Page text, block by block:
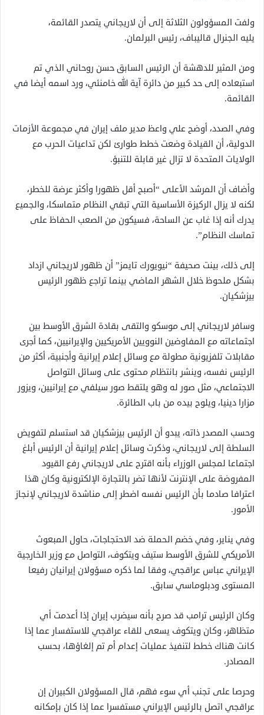
ولفت المسؤولون الثلاثة إلى أن لاريجاني يتصدر القائمة،
يليه الجنرال قاليباف، رئيس البرلمان.
ومن المثير للدهشة أن الرئيس السابق حسن روحاني الذي تم
استبعاده إلى حد كبير من دائرة آية الله خامنئي، ورد اسمه أيضا في
القائمة.
وفي الصدد، أوضح علي واعظ مدير ملف إيران في مجموعة الأزمات
الدولية، أن القيادة وضعت خطط طوارئ لكن تداعيات الحرب مع
الولايات المتحدة لا تزال غير قابلة للتنبؤ.
وأضاف أن المرشد الأعلى “أصبح أقل ظهورا وأكثر عرضة للخطر،
لكنه لا يزال الركيزة الأساسية التي تبقي النظام متماسكا، والجميع
يدرك أنه إذا غاب عن الساحة، فسيكون من الصعب الحفاظ على
تماسك النظام”.
إلى ذلك، بينت صحيفة “نيويورك تايمز” أن ظهور لاريجاني ازداد
بشكل ملحوظ خلال الشهر الماضي بينما تراجع ظهور الرئيس
بيزشكيان.
وسافر لاريجاني إلى موسكو والتقى بقادة الشرق الأوسط بين
اجتماعاته مع المفاوضين النوويين الأمريكيين والإيرانيين، كما أجرى
مقابلات تلفزيونية مطولة مع وسائل إعلام إيرانية وأجنبية، أكثر من
الرئيس نفسه، وينشر بانتظام محتوى على وسائل التواصل
الاجتماعي، مثل صور له وهو يلتقط صور سيلفي مع إيرانيين، ويزور
مزارا دينيا، ويلوح بيده من باب الطائرة.
وحسب المصدر ذاته، يبدو أن الرئيس بيزشكيان قد استسلم لتفويض
السلطة إلى لاريجاني، وذكرت وسائل إعلام إيرانية أن الرئيس أبلغ
اجتماعا لمجلس الوزراء بأنه اقترح على لاريجاني رفع القيود
المفروضة على الإنترنت لأنها تضر بالتجارة الإلكترونية وكان هذا
اعترافا صادما بأن الرئيس نفسه اضطر إلى مناشدة لاريجاني لإنجاز
الأمور.
وفي يناير، وفي خضم الحملة ضد الاحتجاجات، حاول المبعوث
الأمريكي للشرق الأوسط ستيف ويتكوف، التواصل مع وزير الخارجية
الإيراني عباس عراقجي، وفقا لما ذكره مسؤولان إيرانيان رفيعا
المستوى ودبلوماسي سابق.
وكان الرئيس ترامب قد صرح بأنه سيضرب إيران إذا أعدمت أي
متظاهر، وكان ويتكوف يسعى للقاء عراقجي للاستفسار عما إذا
كانت هناك خطط لتنفيذ عمليات إعدام أم تم إلغاؤها، بحسب
المصادر.
وحرصا على تجنب أي سوء فهم، قال المسؤولان الكبيران إن
عراقجي اتصل بالرئيس الإيراني مستفسرا عما إذا كان بإمكانه